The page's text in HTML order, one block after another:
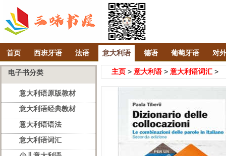
首页 西班牙语 法语 意大利语 德语 葡萄牙语 对
电子书分类
意大利语原版教材
意大利语经典教材
意大利语语法
意大利语词汇
主页 > 意大利语> 意大利语词汇 >